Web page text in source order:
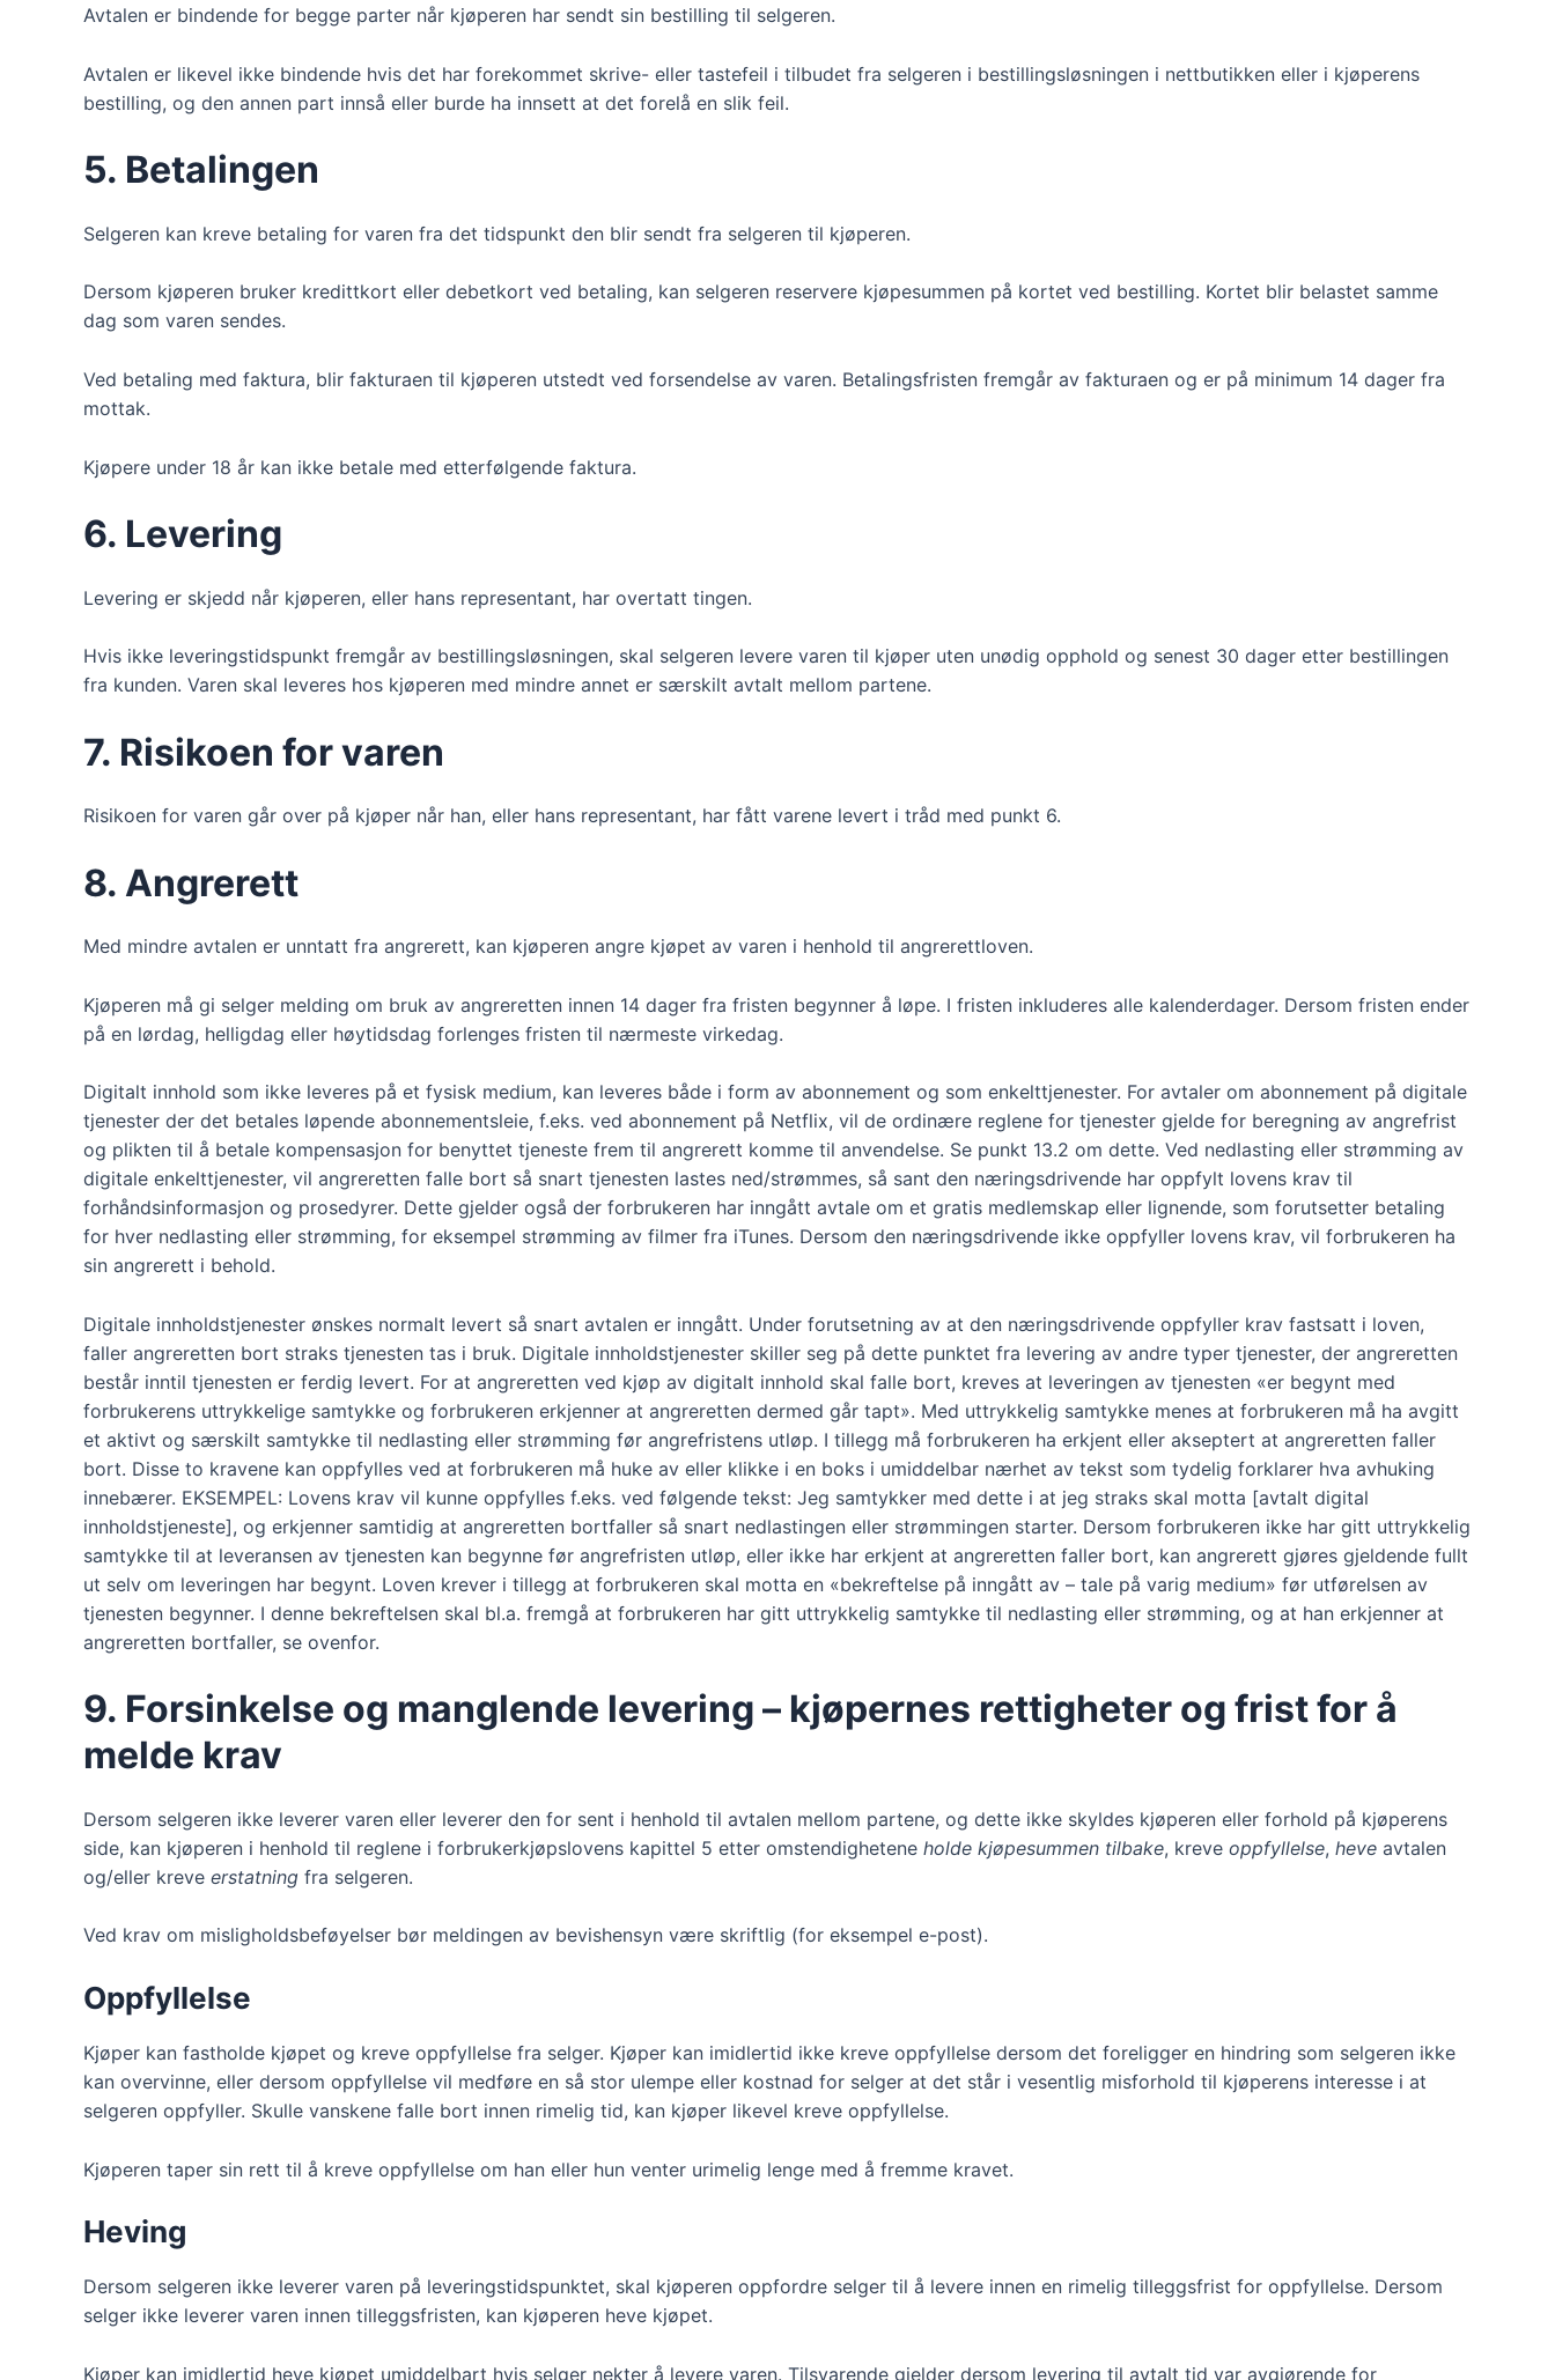
Avtalen er bindende for begge parter når kjøperen har sendt sin bestilling til selgeren.
Avtalen er likevel ikke bindende hvis det har forekommet skrive- eller tastefeil i tilbudet fra selgeren i bestillingsløsningen i nettbutikken eller i kjøperens
bestilling, og den annen part innså eller burde ha innsett at det forelå en slik feil.
5. Betalingen
Selgeren kan kreve betaling for varen fra det tidspunkt den blir sendt fra selgeren til kjøperen.
Dersom kjøperen bruker kredittkort eller debetkort ved betaling, kan selgeren reservere kjøpesummen på kortet ved bestilling. Kortet blir belastet samme
dag som varen sendes.
Ved betaling med faktura, blir fakturaen til kjøperen utstedt ved forsendelse av varen. Betalingsfristen fremgår av fakturaen og er på minimum 14 dager fra
mottak.
Kjøpere under 18 år kan ikke betale med etterfølgende faktura.
6. Levering
Levering er skjedd når kjøperen, eller hans representant, har overtatt tingen.
Hvis ikke leveringstidspunkt fremgår av bestillingsløsningen, skal selgeren levere varen til kjøper uten unødig opphold og senest 30 dager etter bestillingen
fra kunden. Varen skal leveres hos kjøperen med mindre annet er særskilt avtalt mellom partene.
7. Risikoen for varen
Risikoen for varen går over på kjøper når han, eller hans representant, har fått varene levert i tråd med punkt 6.
8. Angrerett
Med mindre avtalen er unntatt fra angrerett, kan kjøperen angre kjøpet av varen i henhold til angrerettloven.
Kjøperen må gi selger melding om bruk av angreretten innen 14 dager fra fristen begynner å løpe. I fristen inkluderes alle kalenderdager. Dersom fristen ender
på en lørdag, helligdag eller høytidsdag forlenges fristen til nærmeste virkedag.
Digitalt innhold som ikke leveres på et fysisk medium, kan leveres både i form av abonnement og som enkelttjenester. For avtaler om abonnement på digitale
tjenester der det betales løpende abonnementsleie, f.eks. ved abonnement på Netflix, vil de ordinære reglene for tjenester gjelde for beregning av angrefrist
og plikten til å betale kompensasjon for benyttet tjeneste frem til angrerett komme til anvendelse. Se punkt 13.2 om dette. Ved nedlasting eller strømming av
digitale enkelttjenester, vil angreretten falle bort så snart tjenesten lastes ned/strømmes, så sant den næringsdrivende har oppfylt lovens krav til
forhåndsinformasjon og prosedyrer. Dette gjelder også der forbrukeren har inngått avtale om et gratis medlemskap eller lignende, som forutsetter betaling
for hver nedlasting eller strømming, for eksempel strømming av filmer fra iTunes. Dersom den næringsdrivende ikke oppfyller lovens krav, vil forbrukeren ha
sin angrerett i behold.
Digitale innholdstjenester ønskes normalt levert så snart avtalen er inngått. Under forutsetning av at den næringsdrivende oppfyller krav fastsatt i loven,
faller angreretten bort straks tjenesten tas i bruk. Digitale innholdstjenester skiller seg på dette punktet fra levering av andre typer tjenester, der angreretten
består inntil tjenesten er ferdig levert. For at angreretten ved kjøp av digitalt innhold skal falle bort, kreves at leveringen av tjenesten «er begynt med
forbrukerens uttrykkelige samtykke og forbrukeren erkjenner at angreretten dermed går tapt». Med uttrykkelig samtykke menes at forbrukeren må ha avgitt
et aktivt og særskilt samtykke til nedlasting eller strømming før angrefristens utløp. I tillegg må forbrukeren ha erkjent eller akseptert at angreretten faller
bort. Disse to kravene kan oppfylles ved at forbrukeren må huke av eller klikke i en boks i umiddelbar nærhet av tekst som tydelig forklarer hva avhuking
innebærer. EKSEMPEL: Lovens krav vil kunne oppfylles f.eks. ved følgende tekst: Jeg samtykker med dette i at jeg straks skal motta [avtalt digital
innholdstjeneste], og erkjenner samtidig at angreretten bortfaller så snart nedlastingen eller strømmingen starter. Dersom forbrukeren ikke har gitt uttrykkelig
samtykke til at leveransen av tjenesten kan begynne før angrefristen utløp, eller ikke har erkjent at angreretten faller bort, kan angrerett gjøres gjeldende fullt
ut selv om leveringen har begynt. Loven krever i tillegg at forbrukeren skal motta en «bekreftelse på inngått av – tale på varig medium» før utførelsen av
tjenesten begynner. I denne bekreftelsen skal bl.a. fremgå at forbrukeren har gitt uttrykkelig samtykke til nedlasting eller strømming, og at han erkjenner at
angreretten bortfaller, se ovenfor.
9. Forsinkelse og manglende levering – kjøpernes rettigheter og frist for å
melde krav
Dersom selgeren ikke leverer varen eller leverer den for sent i henhold til avtalen mellom partene, og dette ikke skyldes kjøperen eller forhold på kjøperens
side, kan kjøperen i henhold til reglene i forbrukerkjøpslovens kapittel 5 etter omstendighetene holde kjøpesummen tilbake, kreve oppfyllelse, heve avtalen
og/eller kreve erstatning fra selgeren.
Ved krav om misligholdsbeføyelser bør meldingen av bevishensyn være skriftlig (for eksempel e-post).
Oppfyllelse
Kjøper kan fastholde kjøpet og kreve oppfyllelse fra selger. Kjøper kan imidlertid ikke kreve oppfyllelse dersom det foreligger en hindring som selgeren ikke
kan overvinne, eller dersom oppfyllelse vil medføre en så stor ulempe eller kostnad for selger at det står i vesentlig misforhold til kjøperens interesse i at
selgeren oppfyller. Skulle vanskene falle bort innen rimelig tid, kan kjøper likevel kreve oppfyllelse.
Kjøperen taper sin rett til å kreve oppfyllelse om han eller hun venter urimelig lenge med å fremme kravet.
Heving
Dersom selgeren ikke leverer varen på leveringstidspunktet, skal kjøperen oppfordre selger til å levere innen en rimelig tilleggsfrist for oppfyllelse. Dersom
selger ikke leverer varen innen tilleggsfristen, kan kjøperen heve kjøpet.
Kjøper kan imidlertid heve kjøpet umiddelbart hvis selger nekter å levere varen. Tilsvarende gjelder dersom levering til avtalt tid var avgjørende for